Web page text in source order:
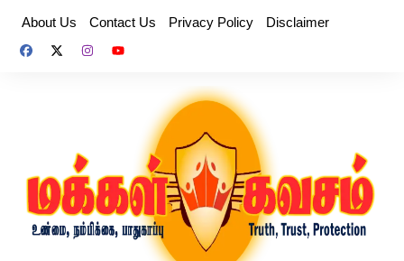
content
About Us Contact Us Privacy Policy Disclaimer